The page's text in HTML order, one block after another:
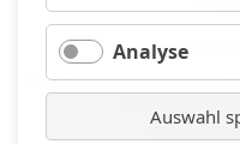
Analyse
Auswahl